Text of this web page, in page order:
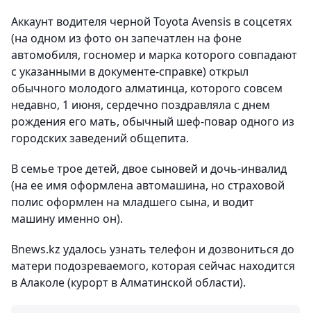
Аккаунт водителя черной Toyota Avensis в соцсетях
(на одном из фото он запечатлен на фоне
автомобиля, госномер и марка которого совпадают
с указанными в документе-справке) открыл
обычного молодого алматинца, которого совсем
недавно, 1 июня, сердечно поздравляла с днем
рождения его мать, обычный шеф-повар одного из
городских заведений общепита.
В семье трое детей, двое сыновей и дочь-инвалид
(на ее имя оформлена автомашина, но страховой
полис оформлен на младшего сына, и водит
машину именно он).
Bnews.kz удалось узнать телефон и дозвониться до
матери подозреваемого, которая сейчас находится
в Алаколе (курорт в Алматинской области).